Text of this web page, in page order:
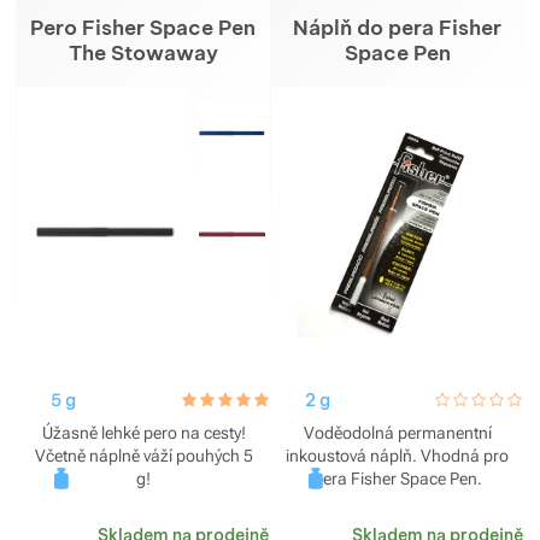
Pero Fisher Space Pen
The Stowaway
5 g hodnoceni_zakazniku
5.0 / 5
Úžasně lehké pero na cesty!
Včetně náplně váží pouhých 5
g!
Skladem na prodejně
Náplň do pera Fisher
Space Pen
2 g
0 / 5
Voděodolná permanentní
inkoustová náplň. Vhodná pro
pera Fisher Space Pen.
Skladem na prodejně
Zobrazit více
Zobrazit více
Zobrazit více
Zobrazit více
Zobrazit více
Zobrazit více
Zobrazit více
Zobrazit více
Zobrazit více
Zobrazit více
Zobrazit více